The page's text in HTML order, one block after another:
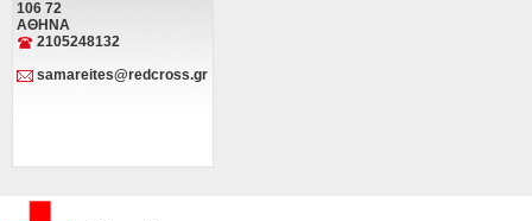
106 72
ΑΘΗΝΑ
2105248132
samareites@redcross.gr